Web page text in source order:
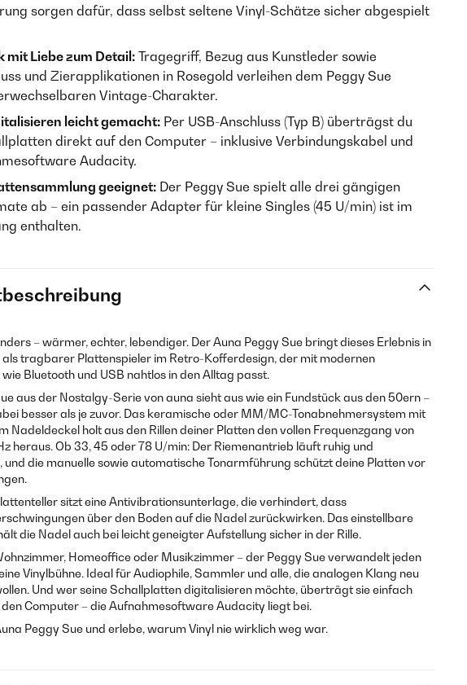
sorgen dafür, dass selbst seltene Vinyl-Schätze sicher abgespielt
mit Liebe zum Detail:Tragegriff, Bezug aus Kunstleder sowie
und Zierapplikationen in Rosegold verleihen dem Peggy Sue
Vintage-Charakter.
leicht gemacht: Per USB-Anschluss (Typ B) überträgst du
direkt auf den Computer – inklusive Verbindungskabel und
Audacity.
geeignet: Der Peggy Sue spielt alle drei gängigen
ab – ein passender Adapter für kleine Singles (45 U/min) ist im
enthalten.
– wärmer, echter, lebendiger. Der Auna Peggy Sue bringt dieses Erlebnis in
als tragbarer Plattenspieler im Retro-Kofferdesign, der mit modernen
Bluetooth und USB nahtlos in den Alltag passt.
aus der Nostalgy-Serie von auna sieht aus wie ein Fundstück aus den 50ern –
besser als je zuvor. Das keramische oder MM/MC-Tonabnehmersystem mit
Nadeldeckel holt aus den Rillen deiner Platten den vollen Frequenzgang von
heraus. Ob 33, 45 oder 78 U/min: Der Riemenantrieb läuft ruhig und
und die manuelle sowie automatische Tonarmführung schützt deine Platten vor
sitzt eine Antivibrationsunterlage, die verhindert, dass
über den Boden auf die Nadel zurückwirken. Das einstellbare
die Nadel auch bei leicht geneigter Aufstellung sicher in der Rille.
Homeoffice oder Musikzimmer – der Peggy Sue verwandelt jeden
Vinylbühne. Ideal für Audiophile, Sammler und alle, die analogen Klang neu
Und wer seine Schallplatten digitalisieren möchte, überträgt sie einfach
Computer – die Aufnahmesoftware Audacity liegt bei.
Peggy Sue und erlebe, warum Vinyl nie wirklich weg war.